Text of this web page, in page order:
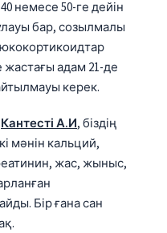
немесе 50-ге дейін
бар, созылмалы
жастағы адам 21-де
керек.
Кантесті А.И, біздің
мәнін кальций,
жас, жыныс,
Бір ғана сан